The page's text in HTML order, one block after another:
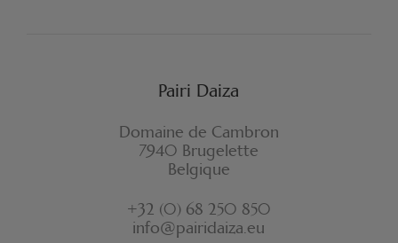
Pairi Daiza
Domaine de Cambron
7940 Brugelette
Belgique
+32 (0) 68 250 850
info@pairidaiza.eu